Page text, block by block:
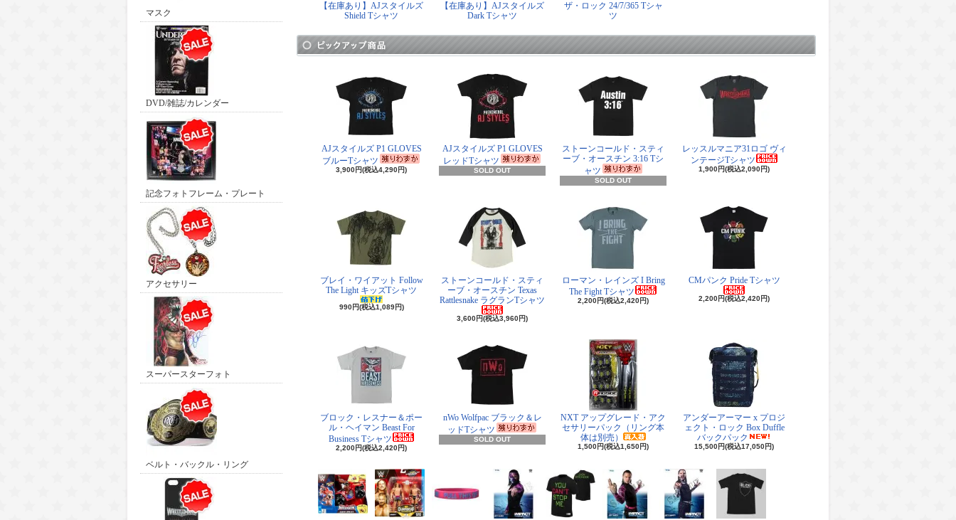
マスク
DVD/雑誌/カレンダー
記念フォトフレーム・プレート
アクセサリー
スーパースターフォト
ベルト・バックル・リング
【在庫あり】AJスタイルズ
Shield Tシャツ
【在庫あり】AJスタイルズ
Dark Tシャツ
ザ・ロック 24/7/365 Tシャ
ツ
AJスタイルズ P1 GLOVES
ブルーTシャツ
3,900円(税込4,290円)
AJスタイルズ P1 GLOVES
レッドTシャツ
SOLD OUT
ストーンコールド・スティ
ーブ・オースチン 3:16 Tシ
ャツ
SOLD OUT
レッスルマニア31ロゴ ヴィ
ンテージTシャツ
1,900円(税込2,090円)
ブレイ・ワイアット Follow
The Light キッズTシャツ
990円(税込1,089円)
ストーンコールド・スティ
ーブ・オースチン Texas
Rattlesnake ラグランTシャツ
3,600円(税込3,960円)
ローマン・レインズ I Bring
The Fight Tシャツ
2,200円(税込2,420円)
CMパンク Pride Tシャツ
2,200円(税込2,420円)
ブロック・レスナー＆ポー
ル・ヘイマン Beast For
Business Tシャツ
2,200円(税込2,420円)
nWo Wolfpac ブラック＆レ
ッドTシャツ
SOLD OUT
NXT アップグレード・アク
セサリーパック（リング本
体は別売）
1,500円(税込1,650円)
アンダーアーマー x プロジ
ェクト・ロック Box Duffle
バックパック
15,500円(税込17,050円)